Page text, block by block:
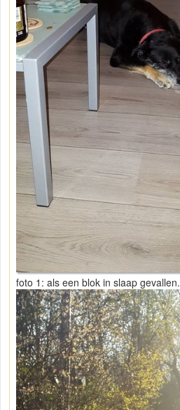
foto 1: als een blok in slaap gevallen.